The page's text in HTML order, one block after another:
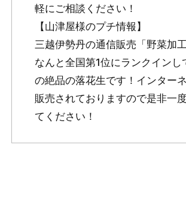
軽にご相談ください！
【山津屋様のプチ情報】
三越伊勢丹の通信販売「野菜加
なんと全国第1位にランクインし
の絶品の落花生です！インター
販売されておりますので是非一
てください！